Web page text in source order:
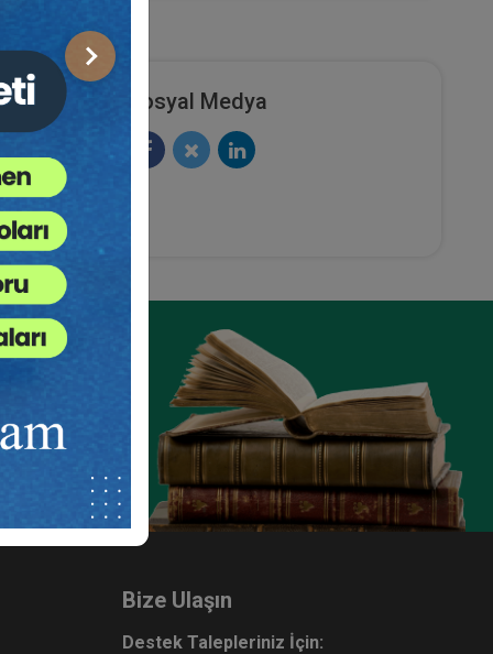
Sonraki
Sosyal Medya
Bize Ulaşın
Destek Talepleriniz İçin: